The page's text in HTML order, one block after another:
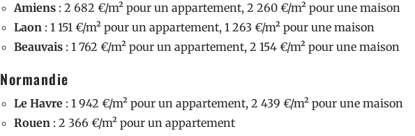
Amiens : 2 682 €/m² pour un appartement, 2 260 €/m² pour une maison
Laon : 1 151 €/m² pour un appartement, 1 263 €/m² pour une maison
Beauvais : 1 762 €/m² pour un appartement, 2 154 €/m² pour une maison
Normandie
Le Havre : 1 942 €/m² pour un appartement, 2 439 €/m² pour une maison
Rouen : 2 366 €/m² pour un appartement